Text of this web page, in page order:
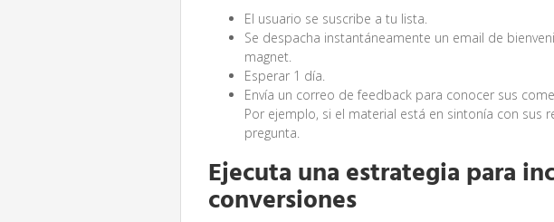
El usuario se suscribe a tu lista.
Se despacha instantáneamente un email de
magnet.
Esperar 1 día.
Envía un correo de feedback para conocer sus
Por ejemplo, si el material está en sintonía con sus
pregunta.
Ejecuta una estrategia para
conversiones